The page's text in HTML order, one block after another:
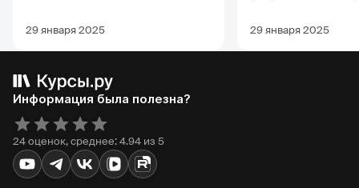
29 января 2025
карьерных
29 января 2025
Информация была полезна?
24 оценок, среднее: 4.94 из 5